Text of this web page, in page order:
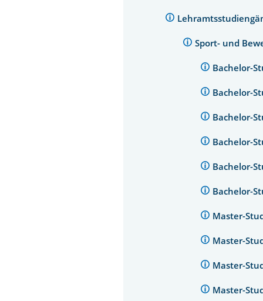
Sport- und
Bachelor-
Bachelor-
Bachelor-
Bachelor-
Bachelor-
Bachelor-
Master-
Master-
Master-
Master-